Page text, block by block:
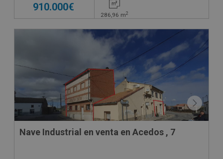
910.000€
286,96 m2
Nave Industrial en venta en Acedos , 7